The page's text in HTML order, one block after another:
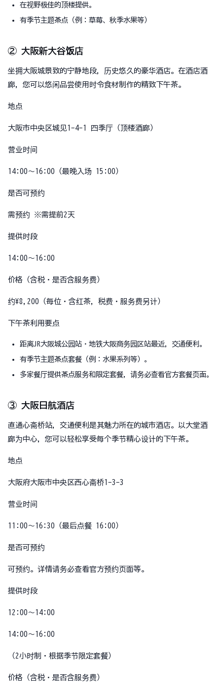
在视野极佳的顶楼提供。
有季节主题茶点（例：草莓、秋季水果等）
② 大阪新大谷饭店
坐拥大阪城景致的宁静地段，历史悠久的豪华酒店。在酒店酒
廊，您可以悠闲品尝使用时令食材制作的精致下午茶。
地点
大阪市中央区城见1-4-1 四季厅（顶楼酒廊）
营业时间
14:00〜16:00（最晚入场 15:00）
是否可预约
需预约 ※需提前2天
提供时段
14:00〜16:00
价格（含税・是否含服务费）
约¥8,200（每位・含红茶，税费・服务费另计）
下午茶利用要点
距离JR大阪城公园站・地铁大阪商务园区站最近，交通便利。
有季节主题茶点套餐（例：水果系列等）。
多家餐厅提供茶点服务和限定套餐，请务必查看官方套餐页面。
③ 大阪日航酒店
直通心斋桥站，交通便利是其魅力所在的城市酒店。以大堂酒
廊为中心，您可以轻松享受每个季节精心设计的下午茶。
地点
大阪府大阪市中央区西心斋桥1-3-3
营业时间
11:00〜16:30（最后点餐 16:00）
是否可预约
可预约。详情请务必查看官方预约页面等。
提供时段
12:00〜14:00
14:00〜16:00
（2小时制・根据季节限定套餐）
价格（含税・是否含服务费）